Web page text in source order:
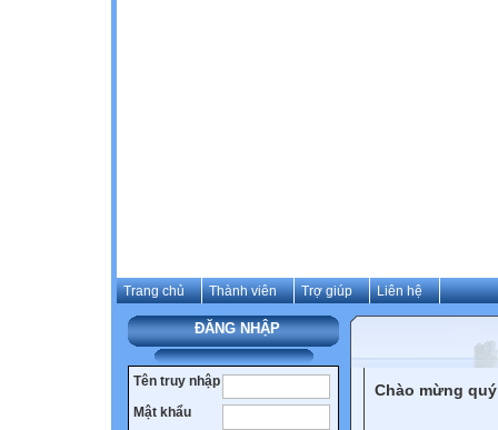
Trang chủ Thành viên Trợ giúp Liên hệ
ĐĂNG NHẬP
Tên truy nhập
Mật khẩu
Chào mừng